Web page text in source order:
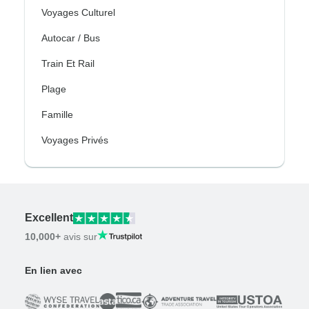
Voyages Culturel
Autocar / Bus
Train Et Rail
Plage
Famille
Voyages Privés
Excellent
10,000+ avis sur
En lien avec